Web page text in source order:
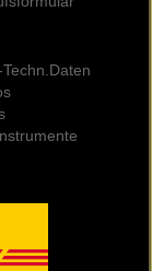
Techn.Daten